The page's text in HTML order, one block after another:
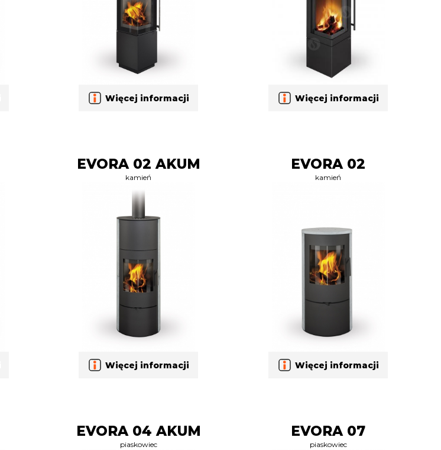
Więcej informacji Więcej informacji
EVORA 02 AKUM
kamień
Więcej informacji
EVORA 02
kamień
Więcej informacji
EVORA 04 AKUM
piaskowiec
EVORA 07
piaskowiec